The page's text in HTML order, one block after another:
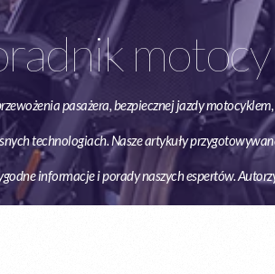
pasażera, bezpiecznej jazdy
technologiach. Nasze artykuły
informacje i porady naszych espertów.
instruktorzy techniki jazdy i